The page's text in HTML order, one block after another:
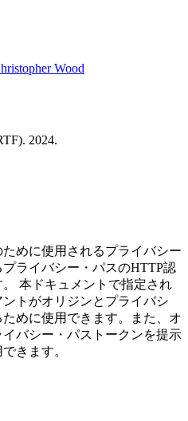
Wood
2024.
めに使用されるプライバシー
ライバシー・パスのHTTP認
本ドキュメントで指定され
トがオリジンとプライバシ
めに使用できます。また、オ
バシー・パストークンを提示
きます。